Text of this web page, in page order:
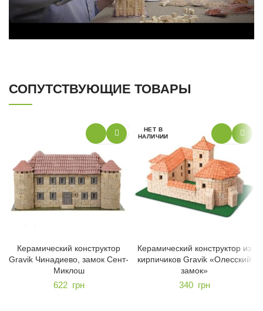
СОПУТСТВУЮЩИЕ ТОВАРЫ
Керамический конструктор
Gravik Чинадиево, замок Сент-
Миклош
622 грн
НЕТ В
НАЛИЧИИ
Керамический конструктор из
кирпичиков Gravik «Олесский
замок»
340 грн